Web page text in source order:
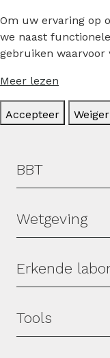
Om uw ervaring op
we naast
gebruiken waarvoor
Meer lezen
Accepteer Weiger
Hoofdmenu
BBT
Wetgeving
Erkende
Tools